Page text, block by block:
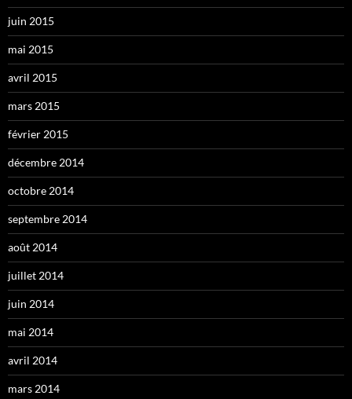
juin 2015
mai 2015
avril 2015
mars 2015
février 2015
décembre 2014
octobre 2014
septembre 2014
août 2014
juillet 2014
juin 2014
mai 2014
avril 2014
mars 2014